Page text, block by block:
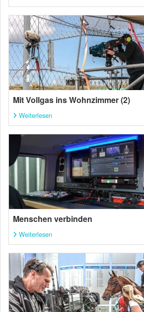
Mit Vollgas ins Wohnzimmer (2)
Weiterlesen
Menschen verbinden
Weiterlesen